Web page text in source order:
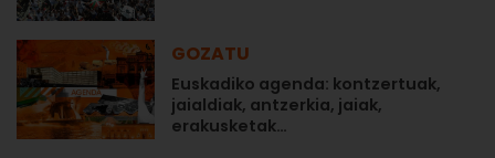
GOZATU
Euskadiko agenda: kontzertuak,
jaialdiak, antzerkia, jaiak,
erakusketak…